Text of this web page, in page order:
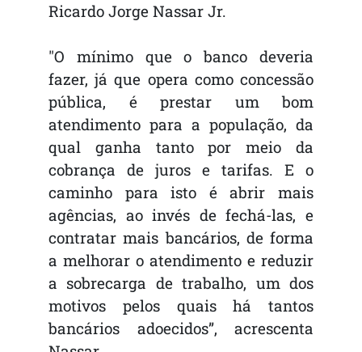
Ricardo Jorge Nassar Jr.
"O mínimo que o banco deveria
fazer, já que opera como concessão
pública, é prestar um bom
atendimento para a população, da
qual ganha tanto por meio da
cobrança de juros e tarifas. E o
caminho para isto é abrir mais
agências, ao invés de fechá-las, e
contratar mais bancários, de forma
a melhorar o atendimento e reduzir
a sobrecarga de trabalho, um dos
motivos pelos quais há tantos
bancários adoecidos”, acrescenta